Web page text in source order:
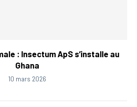
: Insectum ApS s’installe au
Ghana
10 mars 2026